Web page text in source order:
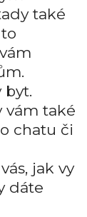
také
byt.
vám také
chatu či
jak vy
dáte